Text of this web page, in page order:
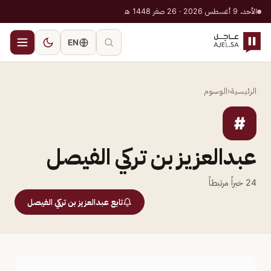
الأحد، 9 أغسطس 2026 · 26 صفر 1448 هـ
EN
الرئيسية‹الوسوم
#
عبدالعزيز بن تركي الفيصل
24 خبراً مرتبطاً
تابع عبدالعزيز بن تركي الفيصل